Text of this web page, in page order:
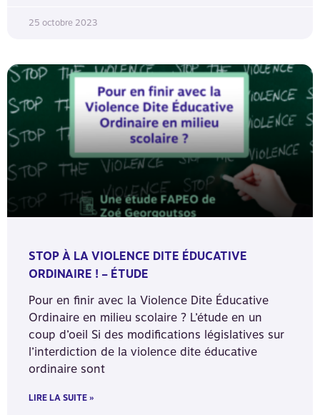
25 octobre 2023
STOP À LA VIOLENCE DITE ÉDUCATIVE
ORDINAIRE ! – ÉTUDE
Pour en finir avec la Violence Dite Éducative
Ordinaire en milieu scolaire ? L’étude en un
coup d’oeil Si des modifications législatives sur
l’interdiction de la violence dite éducative
ordinaire sont
LIRE LA SUITE »